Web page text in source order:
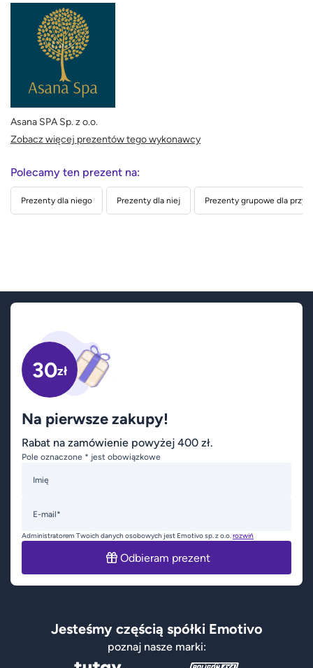
Asana SPA Sp. z o.o.
Zobacz więcej prezentów tego wykonawcy
Polecamy ten prezent na:
Prezenty dla niego Prezenty dla niej Prezenty grupowe dla
30zł
Na pierwsze zakupy!
Rabat na zamówienie powyżej 400 zł.
Pole oznaczone * jest obowiązkowe
Imię
E-mail*
Administratorem Twoich danych osobowych jest Emotivo sp. z o.o.rozwiń
Odbieram prezent
Jesteśmy częścią spółki Emotivo
poznaj nasze marki: